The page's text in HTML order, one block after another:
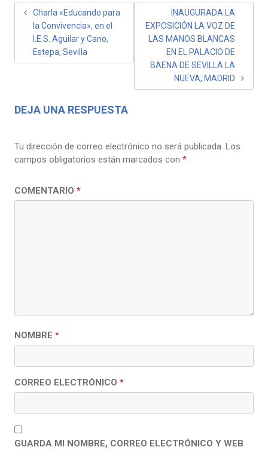
NAVEGACIÓN
ENTRADAS
Charla «Educando para
la Convivencia», en el
I.E.S. Aguilar y Cano,
Estepa, Sevilla
INAUGURADA LA
EXPOSICIÓN LA VOZ DE
LAS MANOS BLANCAS
EN EL PALACIO DE
BAENA DE SEVILLA LA
NUEVA, MADRID
DEJA UNA RESPUESTA
Tu dirección de correo electrónico no será publicada. Los
campos obligatorios están marcados con *
COMENTARIO *
NOMBRE *
CORREO ELECTRÓNICO *
GUARDA MI NOMBRE, CORREO ELECTRÓNICO Y WEB